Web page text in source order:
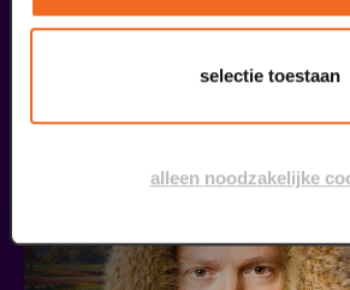
selectie toestaan
alleen noodzakelijke